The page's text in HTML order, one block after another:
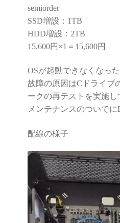
semiorder
SSD増設：1TB
HDD増設：2TB
15,600円×1＝15,600円
OSが起動できなくなっ
故障の原因はCドライブ
ークの再テストを実施し
メンテナンスのついでに
配線の様子
は、PC購入を決断するうえ
で、最も重要で価値のある
スペックではないでしょう
か。
を購入しようとは思えなく
なってしまいました。
（他店で構成を検討・比較
する時間が無駄と感じてし
また次のゲーミングPCも、
必ずPCBTO専門店さんで購
入させていただきます！